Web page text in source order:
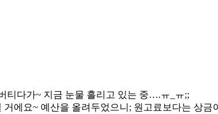
티다가~ 지금 눈물 흘리고 있는 중….ㅠ_ㅠ;;
에요~ 예산을 올려두었으니; 원고료보다는 상